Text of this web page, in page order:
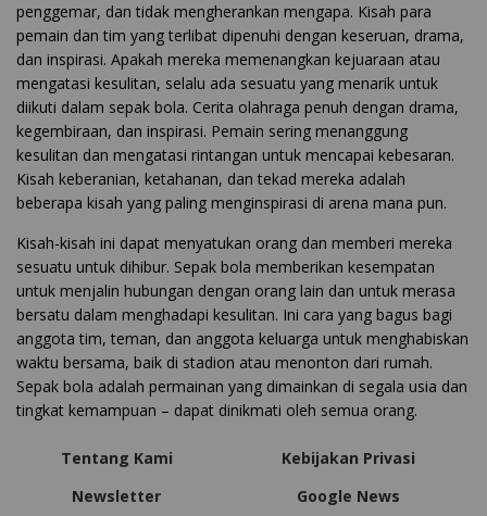
penggemar, dan tidak mengherankan mengapa. Kisah para
pemain dan tim yang terlibat dipenuhi dengan keseruan, drama,
dan inspirasi. Apakah mereka memenangkan kejuaraan atau
mengatasi kesulitan, selalu ada sesuatu yang menarik untuk
diikuti dalam sepak bola. Cerita olahraga penuh dengan drama,
kegembiraan, dan inspirasi. Pemain sering menanggung
kesulitan dan mengatasi rintangan untuk mencapai kebesaran.
Kisah keberanian, ketahanan, dan tekad mereka adalah
beberapa kisah yang paling menginspirasi di arena mana pun.
Kisah-kisah ini dapat menyatukan orang dan memberi mereka
sesuatu untuk dihibur. Sepak bola memberikan kesempatan
untuk menjalin hubungan dengan orang lain dan untuk merasa
bersatu dalam menghadapi kesulitan. Ini cara yang bagus bagi
anggota tim, teman, dan anggota keluarga untuk menghabiskan
waktu bersama, baik di stadion atau menonton dari rumah.
Sepak bola adalah permainan yang dimainkan di segala usia dan
tingkat kemampuan – dapat dinikmati oleh semua orang.
Tentang Kami
Kebijakan Privasi
Newsletter
Google News